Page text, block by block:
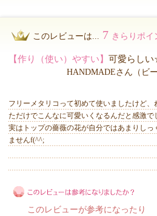
このレビューは... 7 きらりポイ
【作り（使い）やすい】 可愛らし
HANDMADEさん（ビ
フリーメタリコって初めて使いましたけど、
ただけでこんなに可愛いくなるんだと感激
実はトップの薔薇の花が自分ではあまりしっ
ませんf(^^;
このレビューが参考になったり